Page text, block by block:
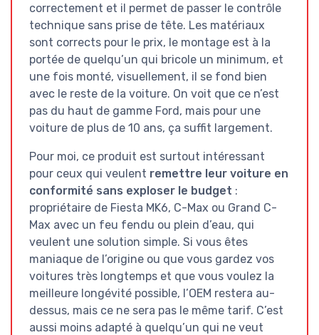
correctement et il permet de passer le contrôle
technique sans prise de tête. Les matériaux
sont corrects pour le prix, le montage est à la
portée de quelqu’un qui bricole un minimum, et
une fois monté, visuellement, il se fond bien
avec le reste de la voiture. On voit que ce n’est
pas du haut de gamme Ford, mais pour une
voiture de plus de 10 ans, ça suffit largement.
Pour moi, ce produit est surtout intéressant
pour ceux qui veulent remettre leur voiture en
conformité sans exploser le budget :
propriétaire de Fiesta MK6, C-Max ou Grand C-
Max avec un feu fendu ou plein d’eau, qui
veulent une solution simple. Si vous êtes
maniaque de l’origine ou que vous gardez vos
voitures très longtemps et que vous voulez la
meilleure longévité possible, l’OEM restera au-
dessus, mais ce ne sera pas le même tarif. C’est
aussi moins adapté à quelqu’un qui ne veut